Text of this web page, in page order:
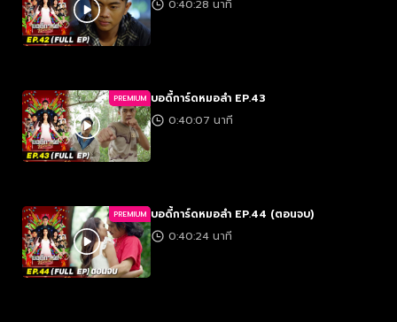
0:40:28 นาที
PREMIUM บอดี้การ์ดหมอลำ EP.43
0:40:07 นาที
PREMIUM บอดี้การ์ดหมอลำ EP.44 (ตอนจบ)
0:40:24 นาที